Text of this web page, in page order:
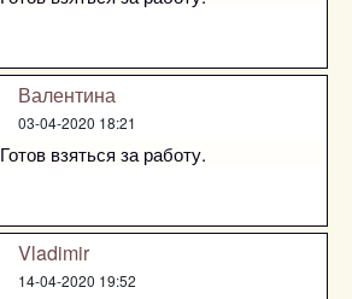
Валентина
03-04-2020 18:21
Готов взяться за работу.
Vladimir
14-04-2020 19:52